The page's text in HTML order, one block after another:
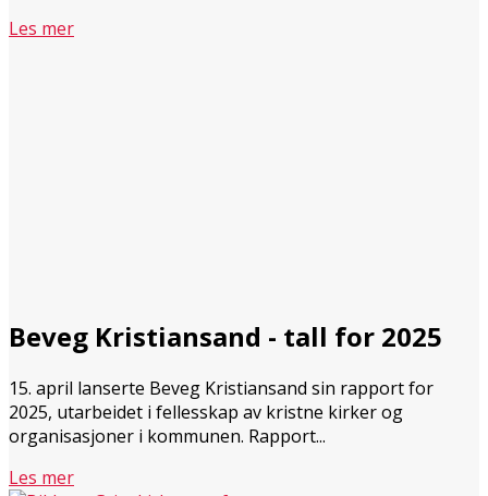
Les mer
Beveg Kristiansand - tall for 2025
15. april lanserte Beveg Kristiansand sin rapport for
2025, utarbeidet i fellesskap av kristne kirker og
organisasjoner i kommunen. Rapport...
Les mer